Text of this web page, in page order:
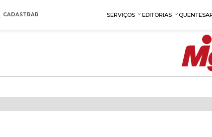
CADASTRAR SERVIÇOS EDITORIAS QUENTES